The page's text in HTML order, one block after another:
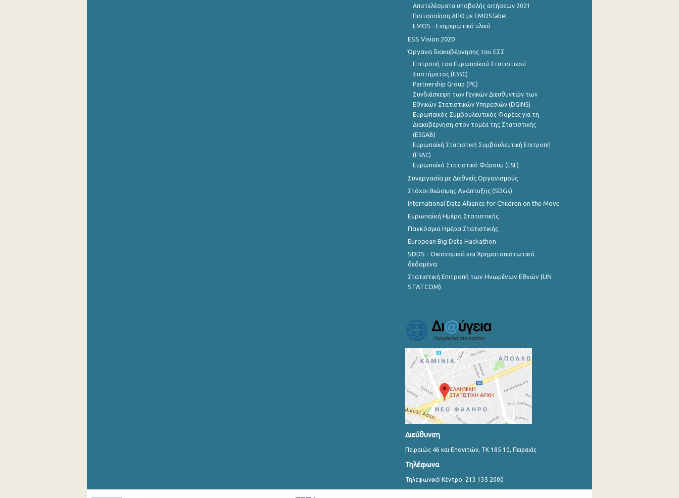
Αποτελέσματα υποβολής αιτήσεων 2021
Πιστοποίηση ΑΠΘ με EMOS label
EMOS – Ενημερωτικό υλικό
ESS Vision 2020
Όργανα διακυβέρνησης του ΕΣΣ
Επιτροπή του Ευρωπαϊκού Στατιστικού
Συστήματος (ESSC)
Partnership Group (PG)
Συνδιάσκεψη των Γενικών Διευθυντών των
Εθνικών Στατιστικών Υπηρεσιών (DGINS)
Ευρωπαϊκός Συμβουλευτικός Φορέας για τη
Διακυβέρνηση στον τομέα της Στατιστικής
(ESGAB)
Ευρωπαϊκή Στατιστική Συμβουλευτική Επιτροπή
(ESAC)
Ευρωπαϊκό Στατιστικό Φόρουμ (ESF)
Συνεργασία με Διεθνείς Οργανισμούς
Στόχοι Βιώσιμης Ανάπτυξης (SDGs)
International Data Alliance for Children on the Move
Ευρωπαϊκή Ημέρα Στατιστικής
Παγκόσμια Ημέρα Στατιστικής
European Big Data Hackathon
SDDS - Οικονομικά και Χρηματοπιστωτικά
δεδομένα
Στατιστική Επιτροπή των Ηνωμένων Εθνών (UN
STATCOM)
Διεύθυνση
Πειραιώς 46 και Επονιτών, ΤΚ 185 10, Πειραιάς
Τηλέφωνα
Τηλεφωνικό Κέντρο: 213 135 2000